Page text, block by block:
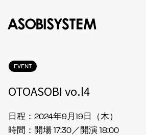
EVENT
OTOASOBI vo.l4
日程：2024年9月19日（木）
時間：開場 17:30／開演 18:00